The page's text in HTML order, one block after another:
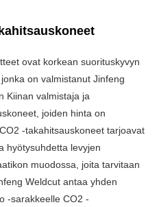
ovat korkean suorituskyvyn
on valmistanut Jinfeng
Kiinan valmistaja ja
joiden hinta on
-takahitsauskoneet tarjoavat
hyötysuhdetta levyjen
muodossa, joita tarvitaan
Weldcut antaa yhden
-sarakkeelle CO2 -